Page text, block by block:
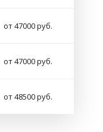
от 47000 руб.
от 47000 руб.
от 48500 руб.